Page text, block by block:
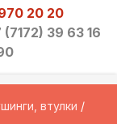
20 20
39 63 16
втулки